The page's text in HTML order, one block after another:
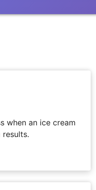
when an ice cream